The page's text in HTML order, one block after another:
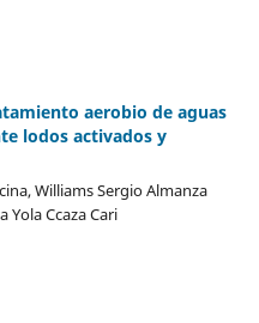
aerobio de aguas
lodos activados y
Williams Sergio Almanza
Yola Ccaza Cari